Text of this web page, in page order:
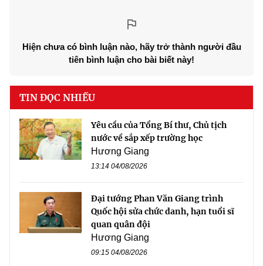
Hiện chưa có bình luận nào, hãy trở thành người đầu
tiên bình luận cho bài biết này!
TIN ĐỌC NHIỀU
Yêu cầu của Tổng Bí thư, Chủ tịch
nước về sắp xếp trường học
Hương Giang
13:14 04/08/2026
Đại tướng Phan Văn Giang trình
Quốc hội sửa chức danh, hạn tuổi sĩ
quan quân đội
Hương Giang
09:15 04/08/2026